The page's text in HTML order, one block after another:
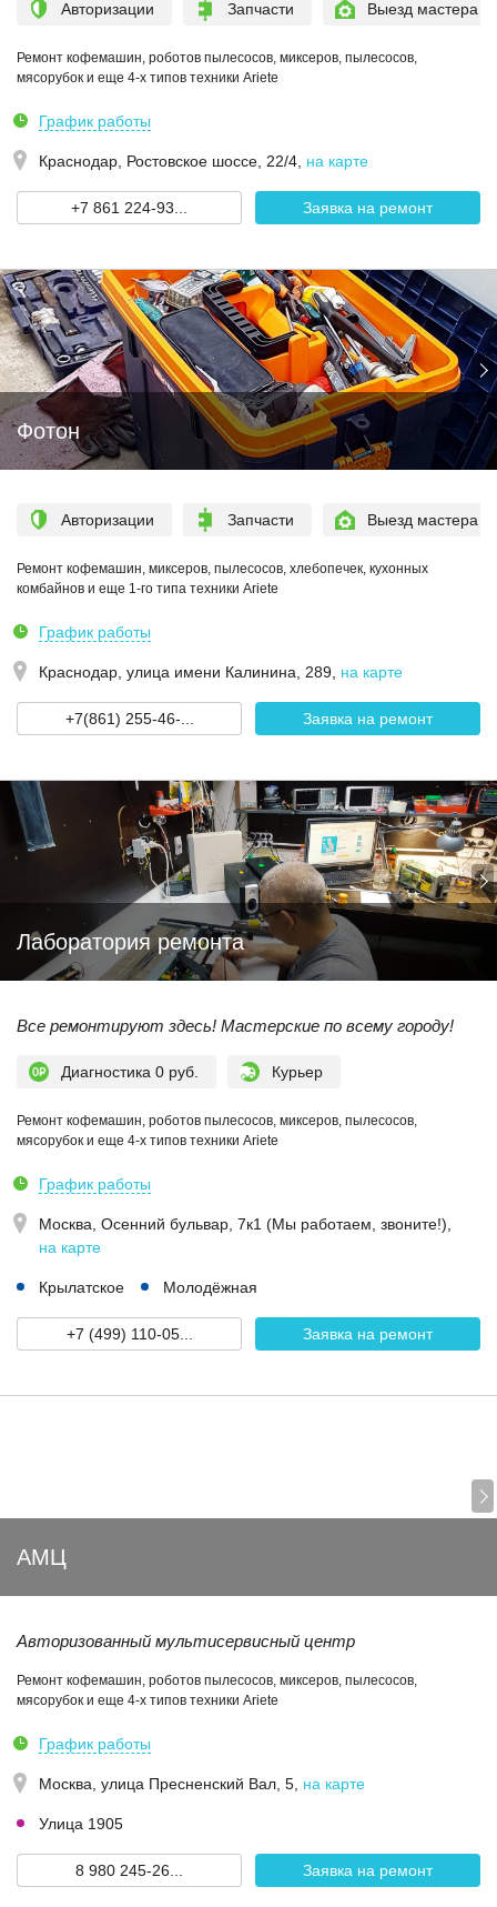
Авторизации Запчасти Выезд мастера
Ремонт кофемашин, роботов пылесосов, миксеров, пылесосов,
мясорубок и еще 4-х типов техники Ariete
График работы
Краснодар, Ростовское шоссе, 22/4 на карте
+7 861 224-93... Заявка на ремонт
Фотон
Авторизации Запчасти Выезд мастера
Ремонт кофемашин, миксеров, пылесосов, хлебопечек, кухонных
комбайнов и еще 1-го типа техники Ariete
График работы
Краснодар, улица имени Калинина, 289 на карте
+7(861) 255-46-... Заявка на ремонт
Лаборатория ремонта
Все ремонтируют здесь! Мастерские по всему городу!
Диагностика 0 руб. Курьер
Ремонт кофемашин, роботов пылесосов, миксеров, пылесосов,
мясорубок и еще 4-х типов техники Ariete
График работы
Москва, Осенний бульвар, 7к1 (Мы работаем, звоните!)
на карте
Крылатское Молодёжная
+7 (499) 110-05... Заявка на ремонт
АМЦ
Авторизованный мультисервисный центр
Ремонт кофемашин, роботов пылесосов, миксеров, пылесосов,
мясорубок и еще 4-х типов техники Ariete
График работы
Москва, улица Пресненский Вал, 5 на карте
Улица 1905
8 980 245-26... Заявка на ремонт